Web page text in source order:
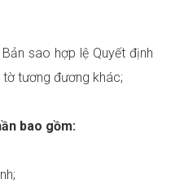
sao hợp lệ Quyết định
tương đương khác;
bao gồm: